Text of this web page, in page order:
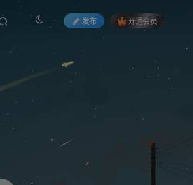
发布 开通会员